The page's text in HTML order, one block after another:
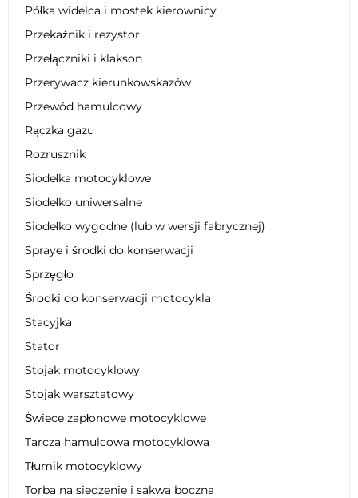
Półka widelca i mostek kierownicy
Przekaźnik i rezystor
Przełączniki i klakson
Przerywacz kierunkowskazów
Przewód hamulcowy
Rączka gazu
Rozrusznik
Siodełka motocyklowe
Siodełko uniwersalne
Siodełko wygodne (lub w wersji fabrycznej)
Spraye i środki do konserwacji
Sprzęgło
Środki do konserwacji motocykla
Stacyjka
Stator
Stojak motocyklowy
Stojak warsztatowy
Świece zapłonowe motocyklowe
Tarcza hamulcowa motocyklowa
Tłumik motocyklowy
Torba na siedzenie i sakwa boczna